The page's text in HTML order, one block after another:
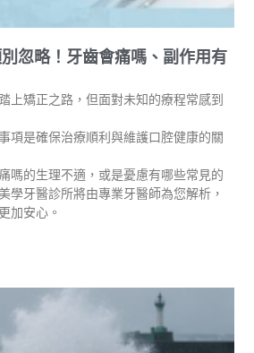
忽略！牙齒會痛嗎、副作用有
上矯正之路，但面對未知的療程常感到
項是確保治療順利與維護口腔健康的關
嗎的生理不適，或是憂慮有哪些常見的
學牙醫診所將由專業牙醫師為您解析，
加安心。